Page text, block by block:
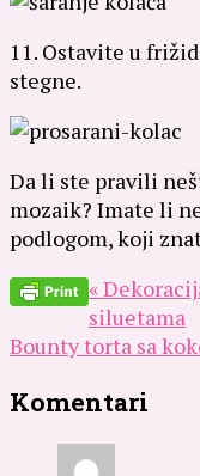
11. Ostavite u
stegne.
Da li ste pravili
mozaik? Imate li
podlogom, koji
«
siluetama
Bounty torta sa
Komentari